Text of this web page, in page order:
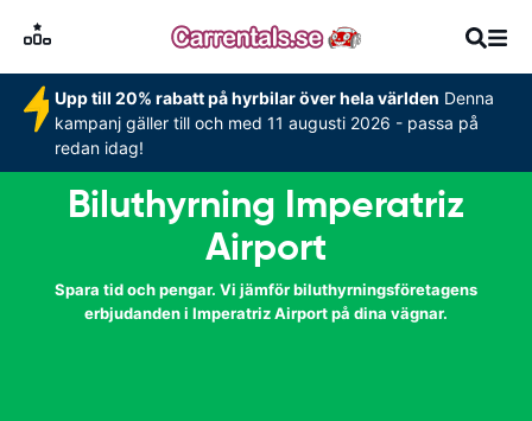
Upp till 20% rabatt på hyrbilar över hela världen Denna
kampanj gäller till och med 11 augusti 2026 - passa på
redan idag!
Biluthyrning Imperatriz
Airport
Spara tid och pengar. Vi jämför biluthyrningsföretagens
erbjudanden i Imperatriz Airport på dina vägnar.